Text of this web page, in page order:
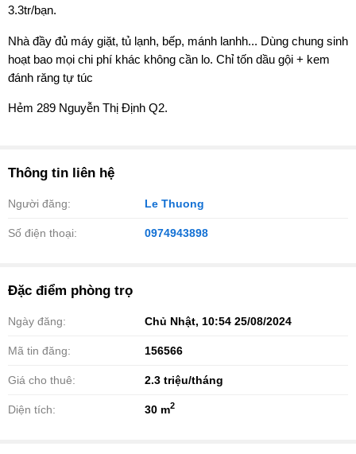
3.3tr/bạn.
Nhà đầy đủ máy giặt, tủ lạnh, bếp, mánh lanhh... Dùng chung sinh
hoạt bao mọi chi phí khác không cần lo. Chỉ tốn dầu gội + kem
đánh răng tự túc
Hẻm 289 Nguyễn Thị Định Q2.
Thông tin liên hệ
Người đăng: Le Thuong
Số điện thoại: 0974943898
Đặc điểm phòng trọ
Ngày đăng: Chủ Nhật, 10:54 25/08/2024
Mã tin đăng: 156566
Giá cho thuê: 2.3 triệu/tháng
Diện tích: 30 m2